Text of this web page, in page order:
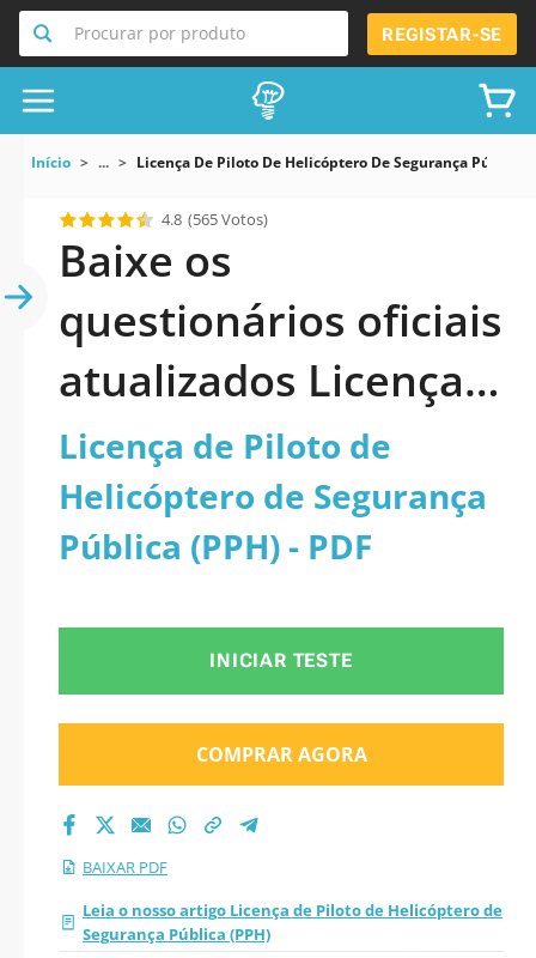
Procurar por produto REGISTAR-SE
Início ... Licença De Piloto De Helicóptero De Segurança Pública
4.8 (565 Votos)
Baixe os
questionários oficiais
atualizados Licença
de Piloto de
Helicóptero de
Segurança Pública
(PPH) 2026 PDF
Licença de Piloto de
Helicóptero de Segurança
Pública (PPH) - PDF
INICIAR TESTE
COMPRAR AGORA
BAIXAR PDF
Leia o nosso artigo Licença de Piloto de Helicóptero de
Segurança Pública (PPH)